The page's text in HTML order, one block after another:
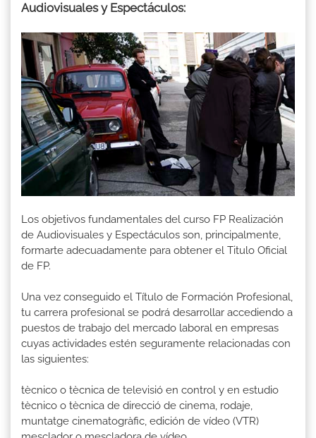
Audiovisuales y Espectáculos:
Los objetivos fundamentales del curso FP Realización
de Audiovisuales y Espectáculos son, principalmente,
formarte adecuadamente para obtener el Titulo Oficial
de FP.
Una vez conseguido el Título de Formación Profesional,
tu carrera profesional se podrá desarrollar accediendo a
puestos de trabajo del mercado laboral en empresas
cuyas actividades estén seguramente relacionadas con
las siguientes:
tècnico o tècnica de televisió en control y en estudio
tècnico o tècnica de direcció de cinema, rodaje,
muntatge cinematogràfic, edición de vídeo (VTR)